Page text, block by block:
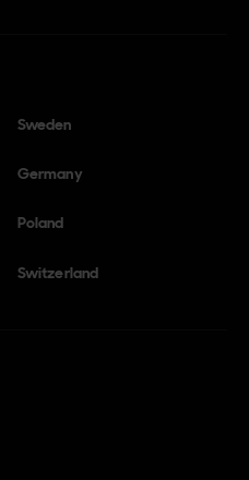
Sweden
Germany
Poland
Switzerland